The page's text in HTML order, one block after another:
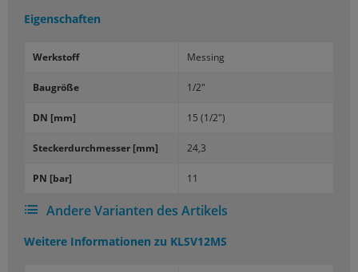
Eigenschaften
Werk­stoff Mes­sing
Bau­grö­ße 1/2"
DN [mm] 15 (1/2")
Ste­cker­durch­mes­ser [mm] 24,3
PN [bar] 11
Andere Varianten des Artikels
Weitere Informationen zu KLSV12MS